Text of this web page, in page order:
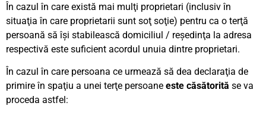
În cazul în care există mai mulţi proprietari (inclusiv în
situaţia în care proprietarii sunt soţ soţie) pentru ca o terţă
persoană să îşi stabilească domiciliul / reşedinţa la adresa
respectivă este suficient acordul unuia dintre proprietari.
În cazul în care persoana ce urmează să dea declaraţia de
primire în spaţiu a unei terţe persoane este căsătorită se va
proceda astfel: